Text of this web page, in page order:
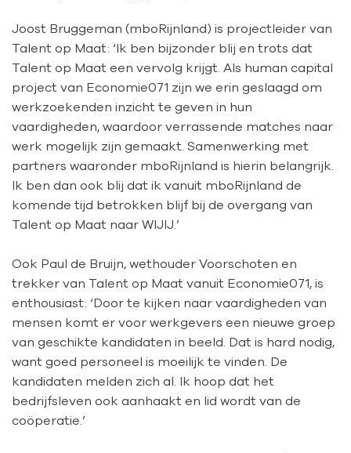
Joost Bruggeman (mboRijnland) is projectleider van
Talent op Maat: ‘Ik ben bijzonder blij en trots dat
Talent op Maat een vervolg krijgt. Als human capital
project van Economie071 zijn we erin geslaagd om
werkzoekenden inzicht te geven in hun
vaardigheden, waardoor verrassende matches naar
werk mogelijk zijn gemaakt. Samenwerking met
partners waaronder mboRijnland is hierin belangrijk.
Ik ben dan ook blij dat ik vanuit mboRijnland de
komende tijd betrokken blijf bij de overgang van
Talent op Maat naar WIJIJ.’
Ook Paul de Bruijn, wethouder Voorschoten en
trekker van Talent op Maat vanuit Economie071, is
enthousiast: ‘Door te kijken naar vaardigheden van
mensen komt er voor werkgevers een nieuwe groep
van geschikte kandidaten in beeld. Dat is hard nodig,
want goed personeel is moeilijk te vinden. De
kandidaten melden zich al. Ik hoop dat het
bedrijfsleven ook aanhaakt en lid wordt van de
coöperatie.’